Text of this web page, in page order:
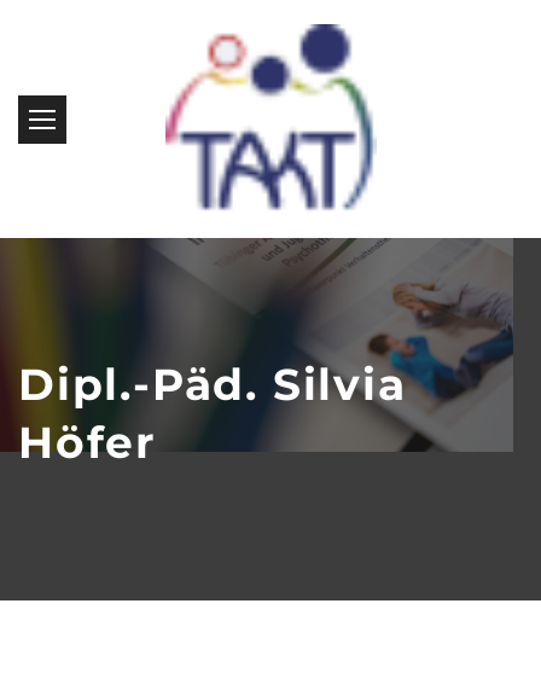
Dipl.-Päd. Silvia
Höfer